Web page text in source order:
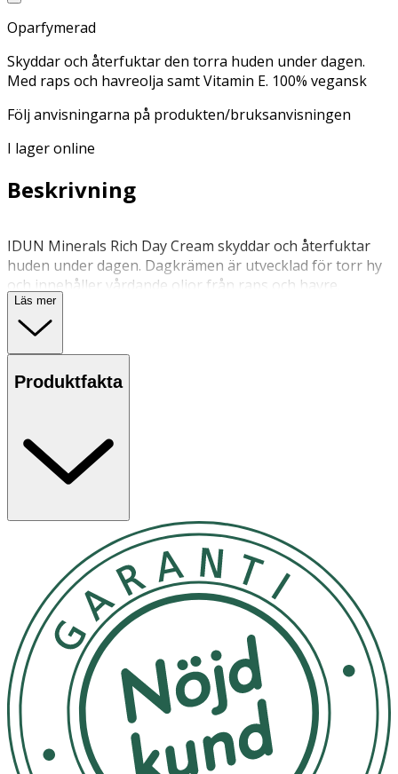
Oparfymerad
Skyddar och återfuktar den torra huden under dagen.
Med raps och havreolja samt Vitamin E. 100% vegansk
Följ anvisningarna på produkten/bruksanvisningen
I lager online
Beskrivning
IDUN Minerals Rich Day Cream skyddar och återfuktar
huden under dagen. Dagkrämen är utvecklad för torr hy
och innehåller vårdande oljor från raps och havre.
Havreoljan har ett högt innehåll av fleromättade
fettsyror som är nödvändiga för hudens funktion.
Dagcremen är även rik på naturligt vitamin E.
100% vegansk.
Förvaras i rumstemperatur, ej i direkt solljus.
Ingredienser:
Aqua [Water], Caprylic/Capric Triglyceride, Canola Oil,
Glycerin, Theobroma Cacao Seed Butter, Cetearyl Olivate,
Sorbitan Olivate, Butyrospermum Parkii Butter, Cetearyl
Alcohol, Dimethicone, Octyldodecanol, Ammonium
Acryloyldimethyltaurate/VP Copolymer, Glyceryl Stearate,
Phenoxyethanol, Avena Sativa Kernel Oil, Tocopheryl
Acetate, Caprylyl Glycol, Sodium Ascorbyl Phosphate,
Hydrolyzed Hyaluronic Acid, Sodium PCA, Sodium
Benzoate, Citric Acid, Potassium Sorbate, Magnesium
PCA, Manganese PCA, Zinc PCA, Folic Acid
Läs mer
Produktfakta